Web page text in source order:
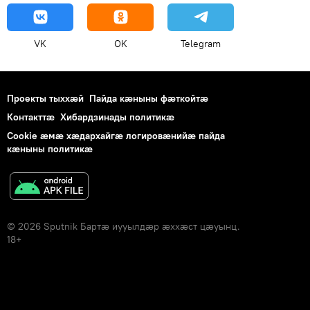
VK OK Telegram
Проекты тыххӕй Пайда кӕныны фӕткойтӕ
Контакттӕ Хибардзинады политикæ
Cookie æмæ хæдархайгæ логировæнийæ пайда
кæныны политикæ
© 2026 Sputnik Бартӕ иууылдӕр ӕххӕст цӕуынц.
18+